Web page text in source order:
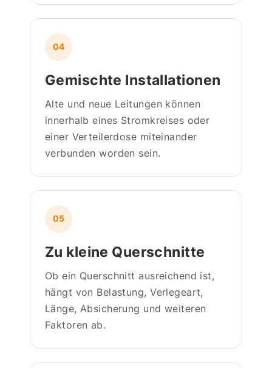
04
Gemischte Installationen
Alte und neue Leitungen können
innerhalb eines Stromkreises oder
einer Verteilerdose miteinander
verbunden worden sein.
05
Zu kleine Querschnitte
Ob ein Querschnitt ausreichend ist,
hängt von Belastung, Verlegeart,
Länge, Absicherung und weiteren
Faktoren ab.